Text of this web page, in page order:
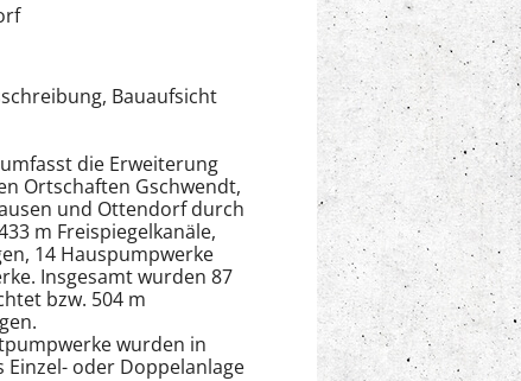
Bauaufsicht
die Erweiterung
Ortschaften Gschwendt,
und Ottendorf durch
m Freispiegelkanäle,
14 Hauspumpwerke
Insgesamt wurden 87
bzw. 504 m
wurden in
Einzel- oder Doppelanlage